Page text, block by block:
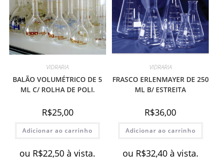
VIDRARIA
BALÃO VOLUMÉTRICO DE 5
ML C/ ROLHA DE POLI.
R$25,00
Adicionar ao carrinho
ou R$22,50 à vista.
VIDRARIA
FRASCO ERLENMAYER DE 250
ML B/ ESTREITA
R$36,00
Adicionar ao carrinho
ou R$32,40 à vista.